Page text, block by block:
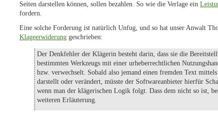
Seiten darstellen können, sollen bezahlen. So wie die Verlage ein
fordern.
Eine solche Forderung ist natürlich Unfug, und so hat unser Anwalt
Klageerwiderung geschrieben:
Der Denkfehler der Klägerin besteht darin, dass sie die
bestimmten Werkzeugs mit einer urheberrechtlichen
bzw. verwechselt. Sobald also jemand einen fremden Text
darstellt oder verändert, müsste der Softwareanbieter hierfür
wenn man der klägerischen Logik folgt. Dass dem nicht so ist,
weiteren Erläuterung.